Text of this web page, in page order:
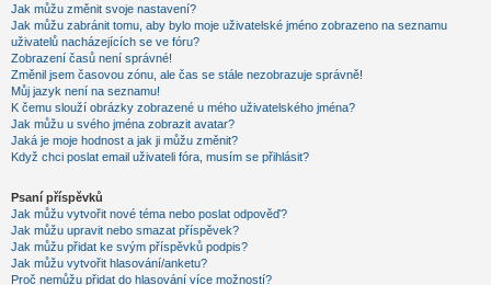
Jak můžu změnit svoje nastavení?
Jak můžu zabránit tomu, aby bylo moje uživatelské jméno zobrazeno na seznamu
uživatelů nacházejících se ve fóru?
Zobrazení časů není správné!
Změnil jsem časovou zónu, ale čas se stále nezobrazuje správně!
Můj jazyk není na seznamu!
K čemu slouží obrázky zobrazené u mého uživatelského jména?
Jak můžu u svého jména zobrazit avatar?
Jaká je moje hodnost a jak ji můžu změnit?
Když chci poslat email uživateli fóra, musím se přihlásit?
Psaní příspěvků
Jak můžu vytvořit nové téma nebo poslat odpověď?
Jak můžu upravit nebo smazat příspěvek?
Jak můžu přidat ke svým příspěvků podpis?
Jak můžu vytvořit hlasování/anketu?
Proč nemůžu přidat do hlasování více možností?